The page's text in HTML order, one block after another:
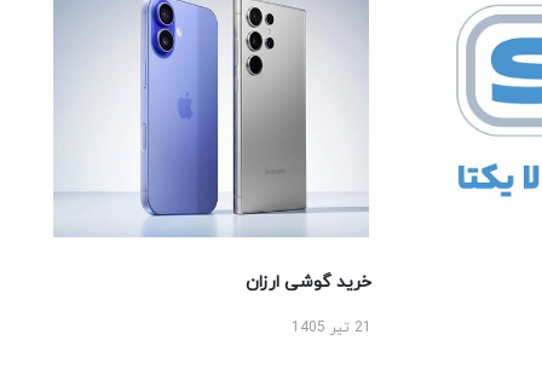
خرید گوشی ارزان